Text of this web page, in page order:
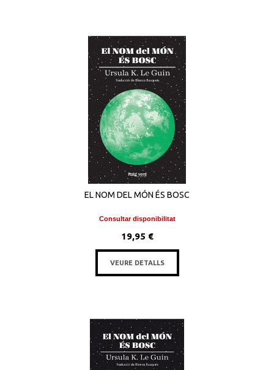
EL NOM DEL MÓN ÉS BOSC
Consultar disponibilitat
19,95 €
VEURE DETALLS